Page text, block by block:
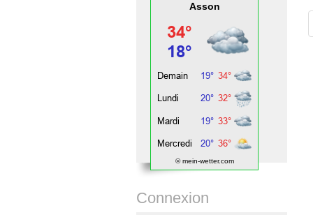
Asson
© mein-wetter.com
Connexion